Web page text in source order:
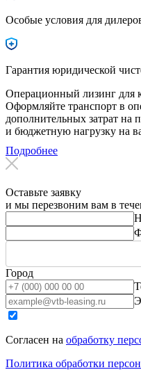
Особые условия для
Гарантия юридической
Операционный лизинг для
Оформляйте транспорт в
дополнительных затрат на
и бюджетную нагрузку на
Подробнее
Оставьте заявку
и мы перезвоним вам в
Город
Согласен на обработку
Политика обработки